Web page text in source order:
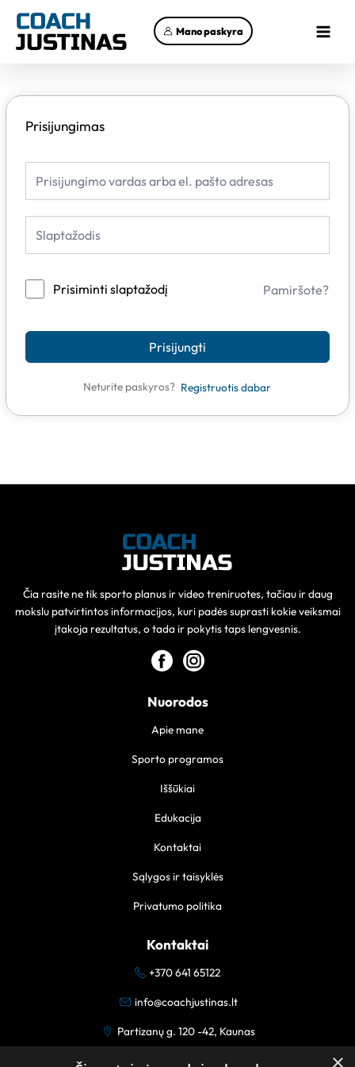
prie
turinio
Mano paskyra
Menu
Prisijungimas
Prisiminti slaptažodį Pamiršote?
Prisijungti
Neturite paskyros? Registruotis dabar
Čia rasite ne tik sporto planus ir video treniruotes, tačiau ir daug
mokslu patvirtintos informacijos, kuri padės suprasti kokie veiksmai
įtakoja rezultatus, o tada ir pokytis taps lengvesnis.
Nuorodos
Apie mane
Sporto programos
Iššūkiai
Edukacija
Kontaktai
Sąlygos ir taisyklės
Privatumo politika
Kontaktai
+370 641 65122
info@coachjustinas.lt
Partizanų g. 120 -42, Kaunas